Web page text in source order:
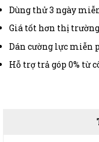
Dùng thử 3 ngày
Giá tốt hơn thị
Dán cường lực miễn
Hỗ trợ trả góp 0% từ